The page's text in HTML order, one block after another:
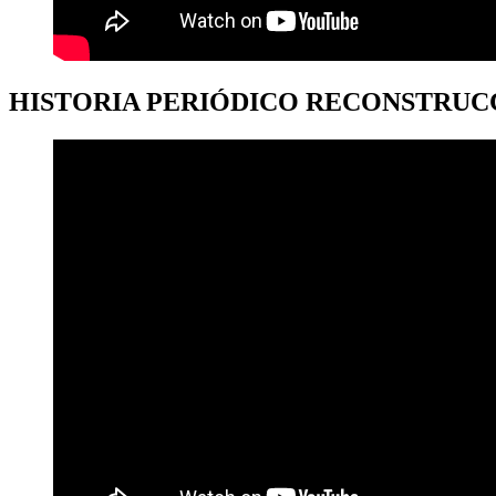
HISTORIA PERIÓDICO